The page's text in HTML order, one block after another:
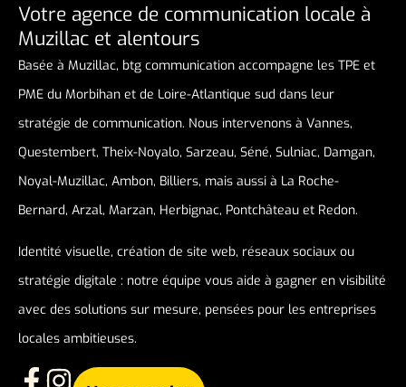
Votre agence de communication locale à
Muzillac et alentours
Basée à Muzillac, btg communication accompagne les TPE et
PME du Morbihan et de Loire-Atlantique sud dans leur
stratégie de communication. Nous intervenons à Vannes,
Questembert, Theix-Noyalo, Sarzeau, Séné, Sulniac, Damgan,
Noyal-Muzillac, Ambon, Billiers, mais aussi à La Roche-
Bernard, Arzal, Marzan, Herbignac, Pontchâteau et Redon.
Identité visuelle, création de site web, réseaux sociaux ou
stratégie digitale : notre équipe vous aide à gagner en visibilité
avec des solutions sur mesure, pensées pour les entreprises
locales ambitieuses.